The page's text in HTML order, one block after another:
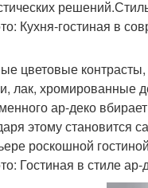
Кухня-гостиная в
цветовые
лак, хромированные
ар-деко
этому становится
роскошной
Гостиная в стиле